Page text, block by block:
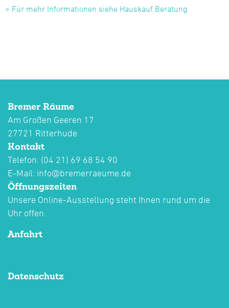
> Für mehr Informationen siehe Hauskauf Beratung
Bremer Räume
Am Großen Geeren 17
27721 Ritterhude
Kontakt
Telefon: (04 21) 69 68 54 90
E-Mail: info@bremerraeume.de
Öffnungszeiten
Unsere Online-Ausstellung steht Ihnen rund um die
Uhr offen.
Anfahrt
Datenschutz